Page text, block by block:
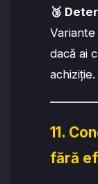
🥉
dacă ai
achiziție.
11.
fără